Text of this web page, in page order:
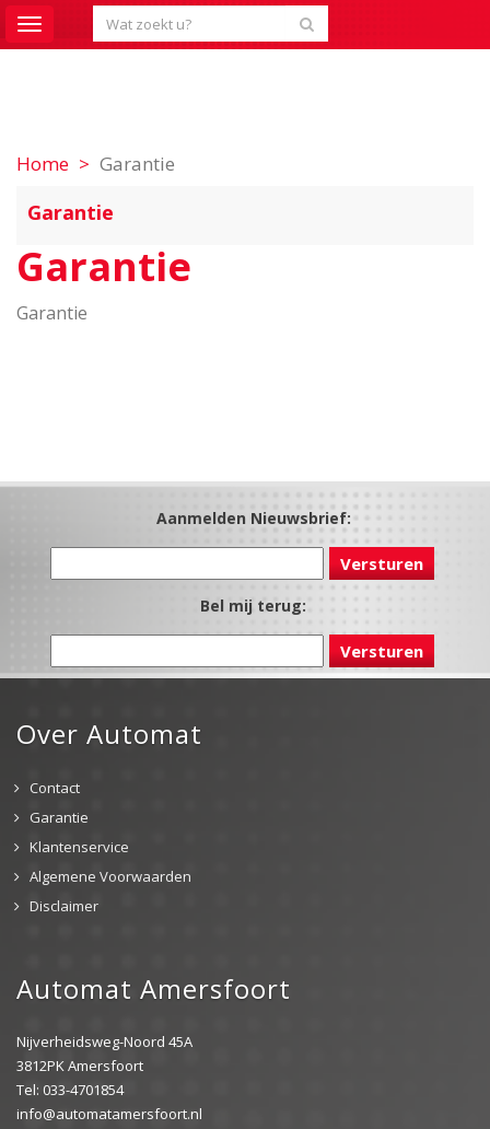
Toggle
navigation
Home Garantie
Garantie
Garantie
Garantie
Aanmelden Nieuwsbrief:
Bel mij terug:
Over Automat
Contact
Garantie
Klantenservice
Algemene Voorwaarden
Disclaimer
Automat Amersfoort
Nijverheidsweg-Noord 45A
3812PK Amersfoort
Tel: 033-4701854
info@automatamersfoort.nl